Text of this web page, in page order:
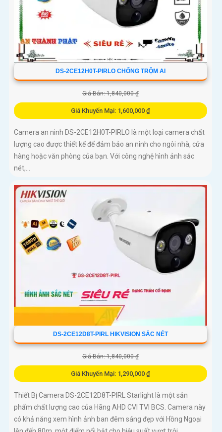
DS-2CE12H0T-PIRLO CHỐNG TRỘM AI
Giá Bán: 1,840,000 ₫
Giá Khuyến Mại: 1,600,000 ₫
Camera an ninh DS-2CE12H0T-PIRLO là một loại camera chất
lượng cao được thiết kế để đảm bảo an ninh cho ngôi nhà, cửa
hàng hoặc văn phòng của bạn. Với công nghệ hình ảnh sắc
nét,...
DS-2CE12D8T-PIRL HIKVISION SẮC NÉT
Giá Bán: 1,840,000 ₫
Giá Khuyến Mại: 1,290,000 ₫
Thiết Bị Camera DS-2CE12D8T-PIRL Starlight là một sản
phẩm chất lượng cao của Hãng AHD CVI TVI BCS. Camera này
có khả năng xem hình ảnh ban đêm sáng đẹp với Hồng Ngoại